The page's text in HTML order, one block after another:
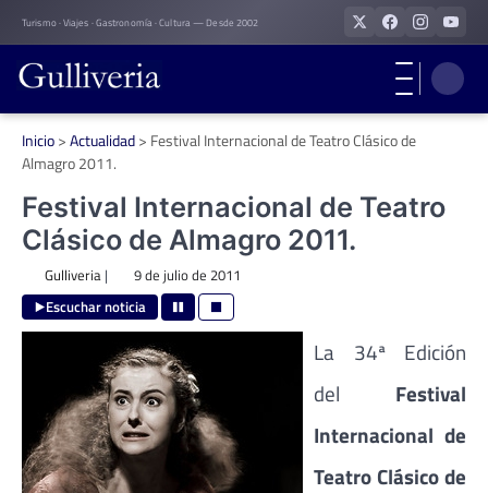
Skip
to
content
Turismo · Viajes · Gastronomía · Cultura — Desde 2002
Inicio>Actualidad> Festival Internacional de Teatro Clásico de
Almagro 2011.
Festival Internacional de Teatro
Clásico de Almagro 2011.
Gulliveria| 9 de julio de 2011
Escuchar noticia
La 34ª Edición
del Festival
Internacional de
Teatro Clásico de